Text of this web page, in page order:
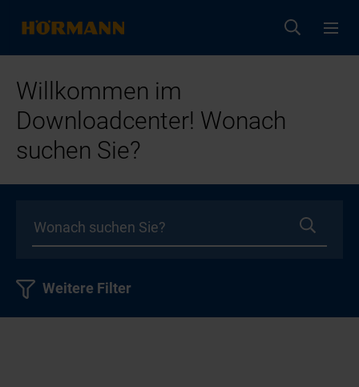
Willkommen im
Downloadcenter! Wonach
suchen Sie?
Weitere Filter